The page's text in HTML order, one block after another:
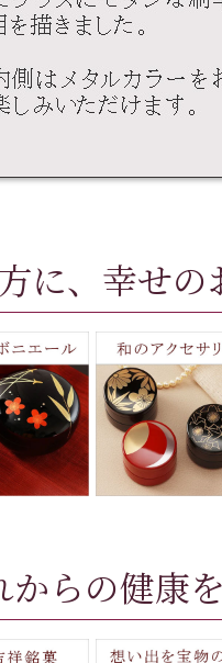
に、幸せの
からの健康